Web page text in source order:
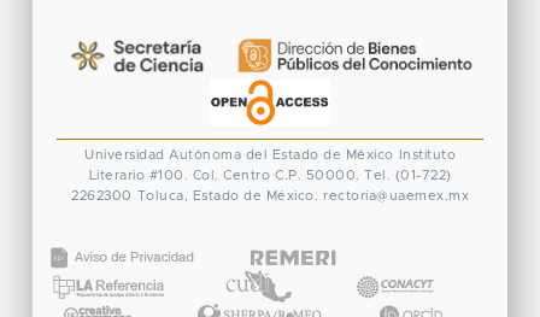
Universidad Autónoma del Estado de México
Instituto
Literario #100. Col. Centro C.P. 50000. Tel. (01-722)
2262300 Toluca, Estado de México. rectoria@uaemex.mx